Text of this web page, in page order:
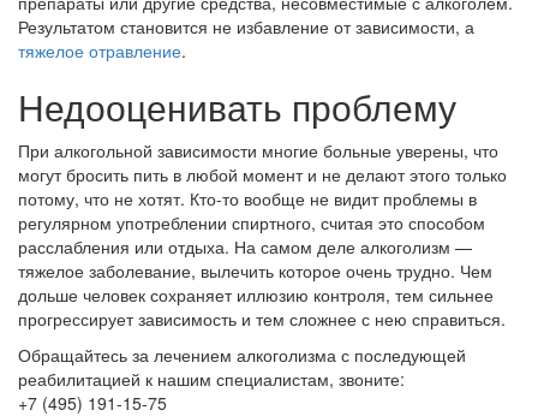
Результатом становится не избавление от зависимости, а
тяжелое отравление.
Недооценивать проблему
При алкогольной зависимости многие больные уверены, что
могут бросить пить в любой момент и не делают этого только
потому, что не хотят. Кто-то вообще не видит проблемы в
регулярном употреблении спиртного, считая это способом
расслабления или отдыха. На самом деле алкоголизм —
тяжелое заболевание, вылечить которое очень трудно. Чем
дольше человек сохраняет иллюзию контроля, тем сильнее
прогрессирует зависимость и тем сложнее с нею справиться.
Обращайтесь за лечением алкоголизма с последующей
реабилитацией к нашим специалистам, звоните:
+7 (495) 191-15-75